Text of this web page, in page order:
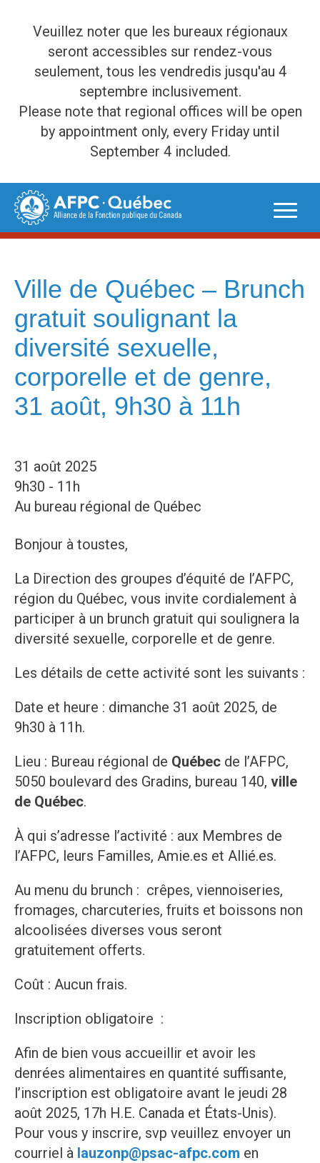
Veuillez noter que les bureaux régionaux
seront accessibles sur rendez-vous
seulement, tous les vendredis jusqu'au 4
septembre inclusivement.
Please note that regional offices will be open
by appointment only, every Friday until
September 4 included.
Skip
content
Ville de Québec – Brunch
gratuit soulignant la
diversité sexuelle,
corporelle et de genre,
31 août, 9h30 à 11h
31 août 2025
9h30 - 11h
Au bureau régional de Québec
Bonjour à toustes,
La Direction des groupes d’équité de l’AFPC,
région du Québec, vous invite cordialement à
participer à un brunch gratuit qui soulignera la
diversité sexuelle, corporelle et de genre.
Les détails de cette activité sont les suivants :
Date et heure : dimanche 31 août 2025, de
9h30 à 11h.
Lieu : Bureau régional de Québec de l’AFPC,
5050 boulevard des Gradins, bureau 140, ville
de Québec.
À qui s’adresse l’activité : aux Membres de
l’AFPC, leurs Familles, Amie.es et Allié.es.
Au menu du brunch : crêpes, viennoiseries,
fromages, charcuteries, fruits et boissons non
alcoolisées diverses vous seront
gratuitement offerts.
Coût : Aucun frais.
Inscription obligatoire :
Afin de bien vous accueillir et avoir les
denrées alimentaires en quantité suffisante,
l’inscription est obligatoire avant le jeudi 28
août 2025, 17h H.E. Canada et États-Unis).
Pour vous y inscrire, svp veuillez envoyer un
courriel à lauzonp@psac-afpc.com en